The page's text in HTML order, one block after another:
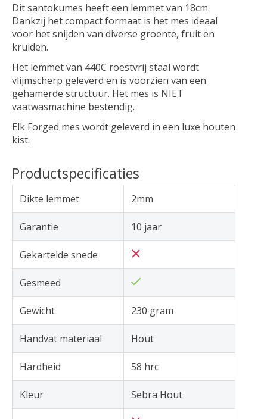
Dit santokumes heeft een lemmet van 18cm.
Dankzij het compact formaat is het mes ideaal
voor het snijden van diverse groente, fruit en
kruiden.
Het lemmet van 440C roestvrij staal wordt
vlijmscherp geleverd en is voorzien van een
gehamerde structuur. Het mes is NIET
vaatwasmachine bestendig.
Elk Forged mes wordt geleverd in een luxe houten
kist.
Productspecificaties
Dikte lemmet 2mm
Garantie 10 jaar
Gekartelde snede
Gesmeed
Gewicht 230 gram
Handvat materiaal Hout
Hardheid 58 hrc
Kleur Sebra Hout